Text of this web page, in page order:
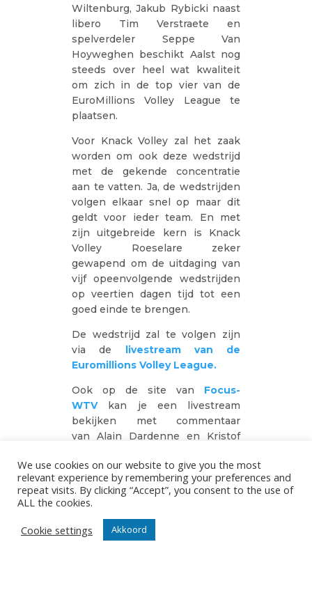
Wiltenburg, Jakub Rybicki naast
libero Tim Verstraete en
spelverdeler Seppe Van
Hoyweghen beschikt Aalst nog
steeds over heel wat kwaliteit
om zich in de top vier van de
EuroMillions Volley League te
plaatsen.
Voor Knack Volley zal het zaak
worden om ook deze wedstrijd
met de gekende concentratie
aan te vatten. Ja, de wedstrijden
volgen elkaar snel op maar dit
geldt voor ieder team. En met
zijn uitgebreide kern is Knack
Volley Roeselare zeker
gewapend om de uitdaging van
vijf opeenvolgende wedstrijden
op veertien dagen tijd tot een
goed einde te brengen.
De wedstrijd zal te volgen zijn
via de livestream van de
Euromillions Volley League.
Ook op de site van Focus-
WTVkan je een livestream
bekijken met commentaar
van Alain Dardenne en Kristof
eejo
02/12/2020
We use cookies on our website to give you the most
relevant experience by remembering your preferences and
repeat visits. By clicking “Accept”, you consent to the use of
ALL the cookies.
Cookie settings
Akkoord